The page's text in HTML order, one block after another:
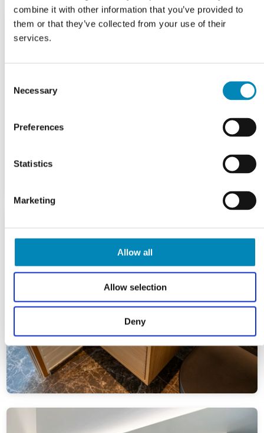
combine it with other information that you’ve provided to
them or that they’ve collected from your use of their
services.
Selection
Necessary
Preferences
Statistics
Marketing
Allow all
Allow selection
Deny